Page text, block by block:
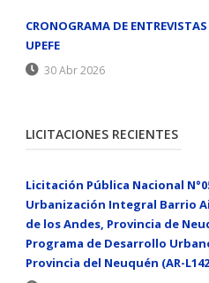
CRONOGRAMA DE
UPEFE
30 Abr 2026
LICITACIONES RECIENTES
Licitación Pública Nacional
Urbanización Integral Barrio
de los Andes, Provincia de
Programa de Desarrollo
Provincia del Neuquén (AR-